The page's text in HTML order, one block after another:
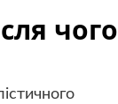
чого